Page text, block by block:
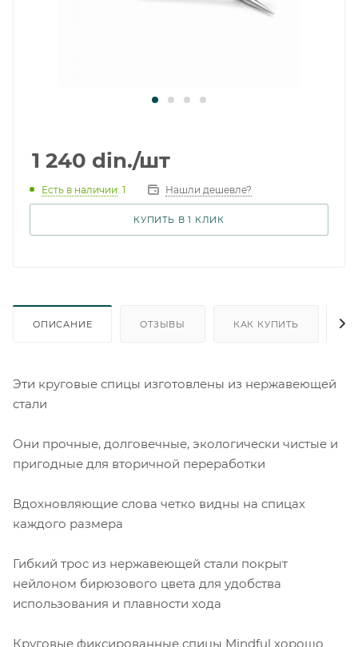
1 240 din./шт
Есть в наличии: 1 Нашли дешевле?
КУПИТЬ В 1 КЛИК
ОПИСАНИЕ ОТЗЫВЫ КАК КУПИТЬ
Эти круговые спицы изготовлены из нержавеющей
стали
Они прочные, долговечные, экологически чистые и
пригодные для вторичной переработки
Вдохновляющие слова четко видны на спицах
каждого размера
Гибкий трос из нержавеющей стали покрыт
нейлоном бирюзового цвета для удобства
использования и плавности хода
Круговые фиксированные спицы Mindful хорошо